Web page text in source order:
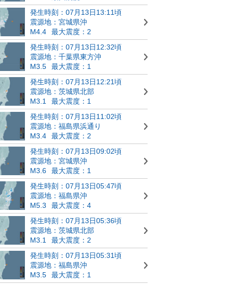
発生時刻：07月13日13:11頃
震源地：宮城県沖
M4.4
最大震度：2
発生時刻：07月13日12:32頃
震源地：千葉県東方沖
M3.5
最大震度：1
発生時刻：07月13日12:21頃
震源地：茨城県北部
M3.1
最大震度：1
発生時刻：07月13日11:02頃
震源地：福島県浜通り
M3.4
最大震度：2
発生時刻：07月13日09:02頃
震源地：宮城県沖
M3.6
最大震度：1
発生時刻：07月13日05:47頃
震源地：福島県沖
M5.3
最大震度：4
発生時刻：07月13日05:36頃
震源地：茨城県北部
M3.1
最大震度：2
発生時刻：07月13日05:31頃
震源地：福島県沖
M3.5
最大震度：1